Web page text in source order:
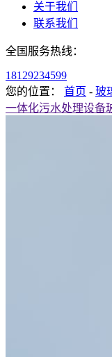
关于我们
联系我们
全国服务热线：
18129234599
您的位置： 首页 - 玻
一体化污水处理设备